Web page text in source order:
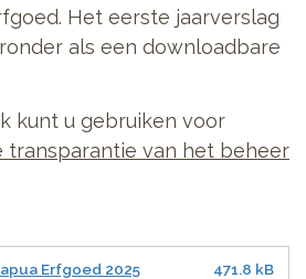
Het eerste jaarverslag
als een downloadbare
kunt u gebruiken voor
transparantie van het beheer
Erfgoed 2025 471.8 kB